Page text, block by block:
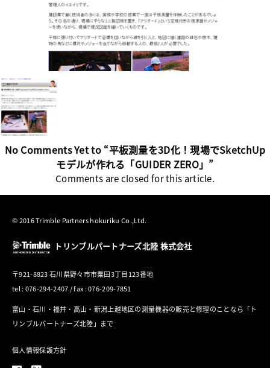
No Comments Yet to “平板測量を3D化！現場でSketchUp
モデルが作れる「GUIDER ZERO」”
Comments are closed for this article.
© 2016 Trimble Partners hokuriku Co.,Ltd.
トリンブルパートナーズ北陸 株式会社
〒921-8823 石川県野々市市粟田3丁目123番地
tel : 076-294-2407 / fax : 076-209-7851
富山・石川・福井・高山・新潟上越地区の測量機器の販売と修理のことなら「ト
リンブルパートナーズ北陸」まで
個人情報保護方針